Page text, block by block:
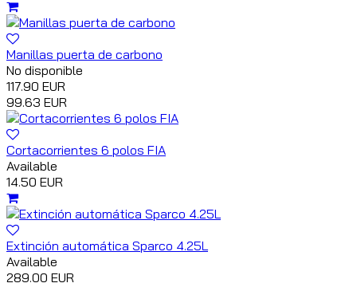
Manillas puerta de carbono
No disponible
117.90 EUR
99.63 EUR
Cortacorrientes 6 polos FIA
Available
14.50 EUR
Extinción automática Sparco 4.25L
Available
289.00 EUR